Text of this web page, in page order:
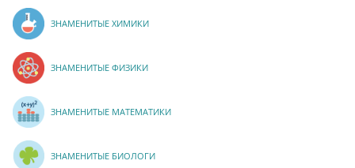
ЗНАМЕНИТЫЕ ХИМИКИ
ЗНАМЕНИТЫЕ ФИЗИКИ
ЗНАМЕНИТЫЕ МАТЕМАТИКИ
ЗНАМЕНИТЫЕ БИОЛОГИ